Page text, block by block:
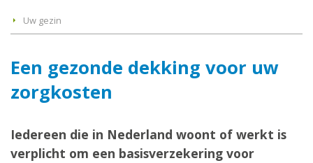
Uw gezin
Een gezonde dekking voor uw
zorgkosten
Iedereen die in Nederland woont of werkt is
verplicht om een basisverzekering voor